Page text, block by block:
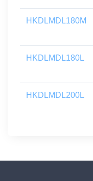
HKDLMDL180M
HKDLMDL180L
HKDLMDL200L